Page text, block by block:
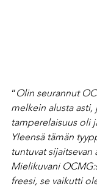
“Olin seurannut
melkein alusta asti,
tamperelaisuus oli
Yleensä tämän
tuntuvat sijaitsevan
Mielikuvani
freesi, se vaikutti